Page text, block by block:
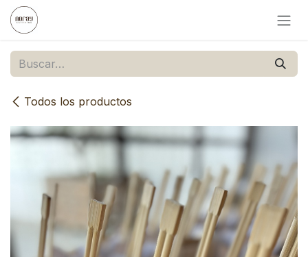
Ir al contenido
Todos los productos